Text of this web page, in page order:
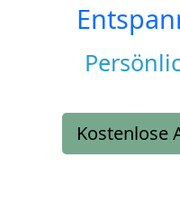
Kostenlose